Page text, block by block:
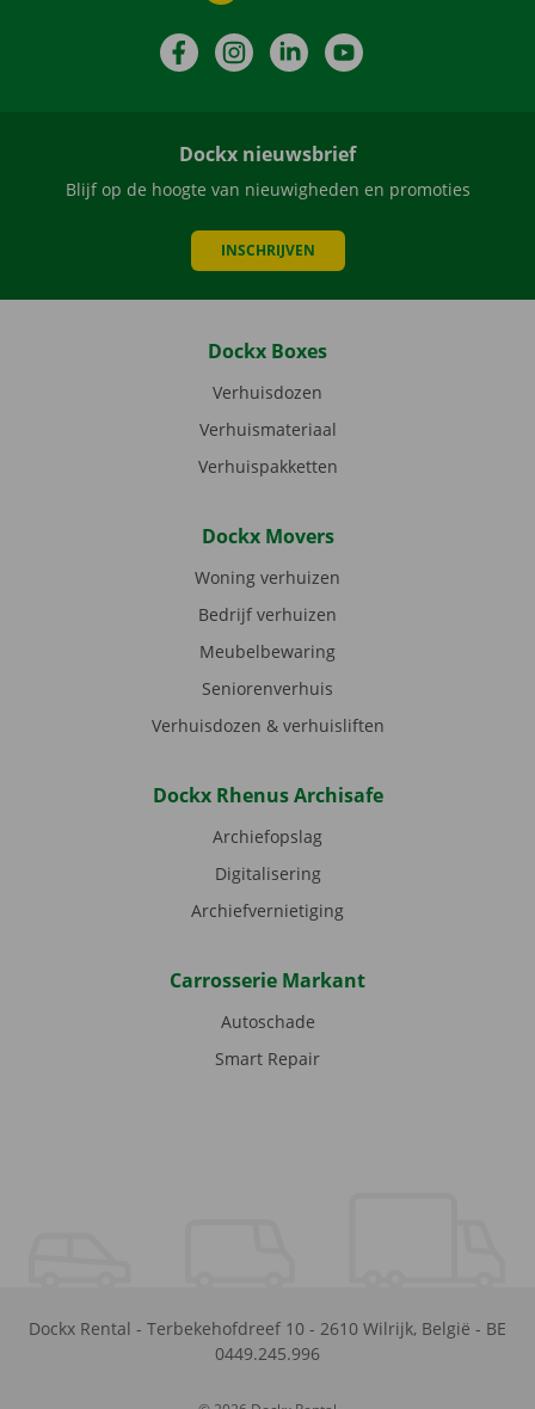
FacebookInstagramLinkedIn
Dockx nieuwsbrief
Blijf op de hoogte van nieuwigheden en promoties
INSCHRIJVEN
Dockx Boxes
Verhuisdozen
Verhuismateriaal
Verhuispakketten
Dockx Movers
Woning verhuizen
Bedrijf verhuizen
Meubelbewaring
Seniorenverhuis
Verhuisdozen & verhuisliften
Dockx Rhenus Archisafe
Archiefopslag
Digitalisering
Archiefvernietiging
Carrosserie Markant
Autoschade
Smart Repair
Dockx Rental - Terbekehofdreef 10 - 2610 Wilrijk, België - BE
0449.245.996